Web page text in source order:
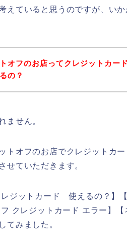
えていると思うのですが、い
オフのお店ってクレジットカー
の？
ません。
トオフのお店でクレジットカ
せていただきます。
レジットカード 使えるの？】
クレジットカード エラー】
てみました。